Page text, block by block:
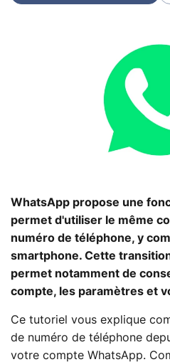
WhatsApp propose une
permet d'utiliser le même
numéro de téléphone, y
smartphone. Cette
permet notamment de
compte, les paramètres et
Ce tutoriel vous explique
de numéro de téléphone
votre compte WhatsApp.